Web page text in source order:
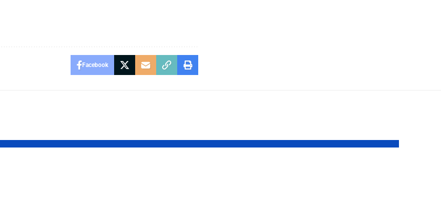
Facebook